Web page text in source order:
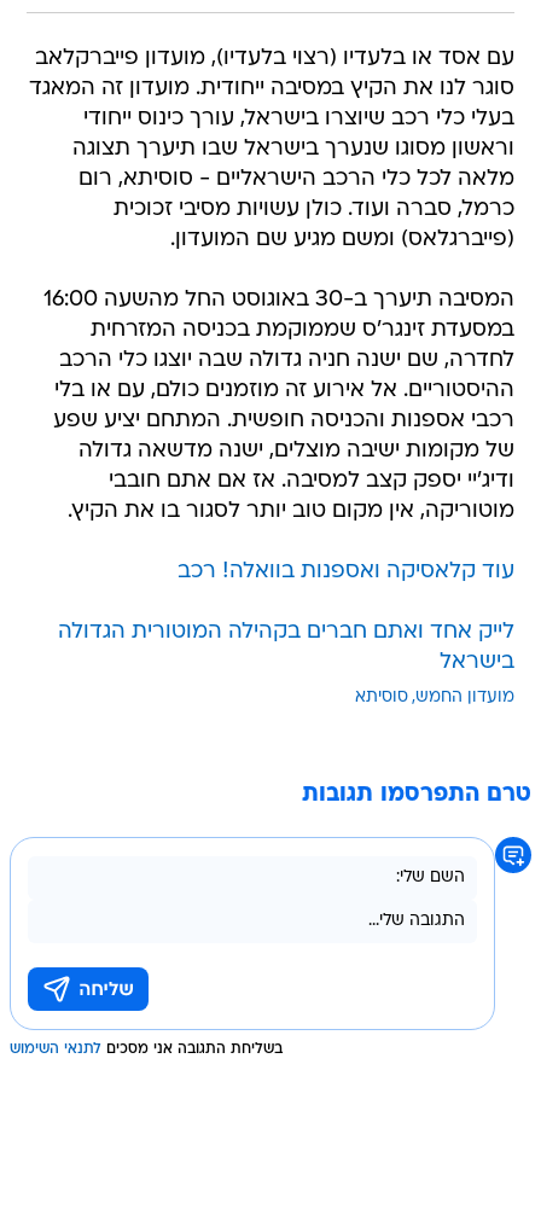
עם אסד או בלעדיו (רצוי בלעדיו), מועדון פייברקלאב
סוגר לנו את הקיץ במסיבה ייחודית. מועדון זה המאגד
בעלי כלי רכב שיוצרו בישראל, עורך כינוס ייחודי
וראשון מסוגו שנערך בישראל שבו תיערך תצוגה
מלאה לכל כלי הרכב הישראליים - סוסיתא, רום
כרמל, סברה ועוד. כולן עשויות מסיבי זכוכית
(פייברגלאס) ומשם מגיע שם המועדון.
המסיבה תיערך ב-30 באוגוסט החל מהשעה 16:00
במסעדת זינגר'ס שממוקמת בכניסה המזרחית
לחדרה, שם ישנה חניה גדולה שבה יוצגו כלי הרכב
ההיסטוריים. אל אירוע זה מוזמנים כולם, עם או בלי
רכבי אספנות והכניסה חופשית. המתחם יציע שפע
של מקומות ישיבה מוצלים, ישנה מדשאה גדולה
ודיג'יי יספק קצב למסיבה. אז אם אתם חובבי
מוטוריקה, אין מקום טוב יותר לסגור בו את הקיץ.
עוד קלאסיקה ואספנות בוואלה! רכב
לייק אחד ואתם חברים בקהילה המוטורית הגדולה
בישראל
מועדון החמש סוסיתא
טרם התפרסמו תגובות
בשליחת התגובה אני מסכים לתנאי השימוש